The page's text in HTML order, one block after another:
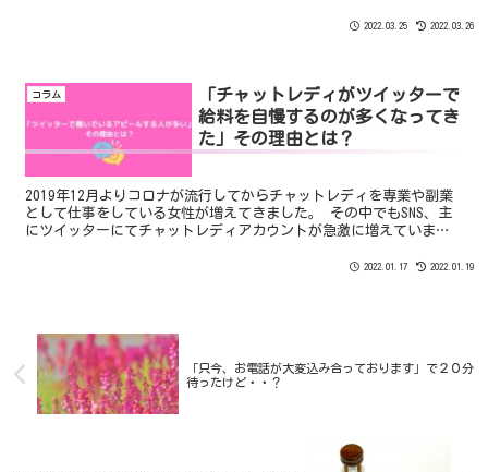
2022.03.25 2022.03.26
コラム
「チャットレディがツイッターで
給料を自慢するのが多くなってき
た」その理由とは？
2019年12月よりコロナが流行してからチャットレディを専業や副業
として仕事をしている女性が増えてきました。 その中でもSNS、主
にツイッターにてチャットレディアカウントが急激に増えていま
ほとんど見られず事務所のアカウントが多いのが現状です。
2022.01.17 2022.01.19
「只今、お電話が大変込み合っております」で２０分
待ったけど・・？